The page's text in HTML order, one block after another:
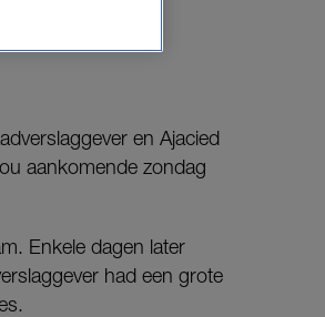
en Ajacied
aankomende zondag
Enkele dagen later
had een grote